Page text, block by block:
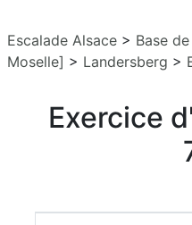
Escalade Alsace > Base
Moselle] > Landersberg >
Exercice